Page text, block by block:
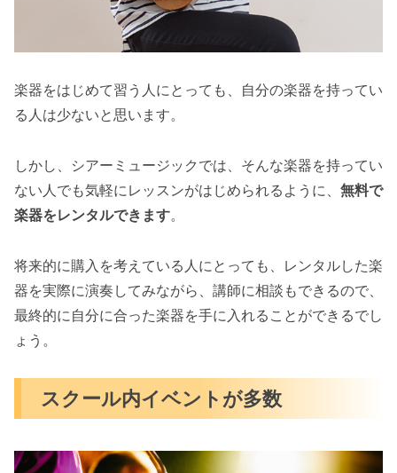
楽器をはじめて習う人にとっても、自分の楽器を持ってい
る人は少ないと思います。
しかし、シアーミュージックでは、そんな楽器を持ってい
ない人でも気軽にレッスンがはじめられるように、 無料で
楽器をレンタルできます。
将来的に購入を考えている人にとっても、レンタルした楽
器を実際に演奏してみながら、講師に相談もできるので、
最終的に自分に合った楽器を手に入れることができるでし
ょう。
スクール内イベントが多数